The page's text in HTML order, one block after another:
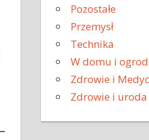
Pozostałe
Przemysł
Technika
W domu i
Zdrowie i
Zdrowie i uroda